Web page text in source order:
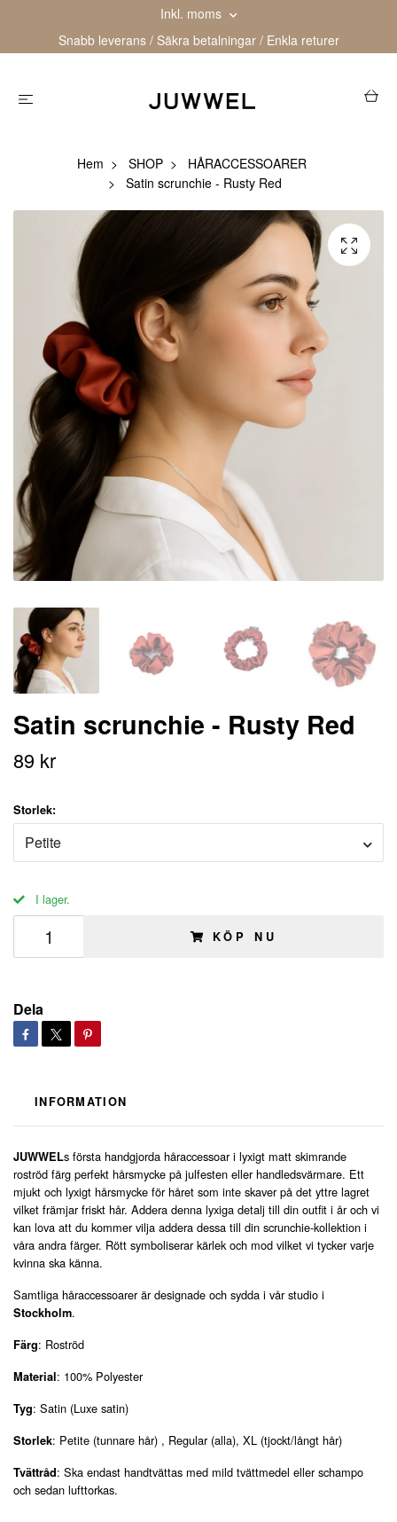
Inkl. moms
Snabb leverans / Säkra betalningar / Enkla returer
Hem SHOP
HÅRACCESSOARER
Satin scrunchie - Rusty Red
Satin scrunchie - Rusty Red
89 kr
Storlek:
Petite
I lager.
KÖP NU
Dela
INFORMATION
JUWWELs första handgjorda håraccessoar i lyxigt matt skimrande
roströd färg perfekt hårsmycke på julfesten eller handledsvärmare. Ett
mjukt och lyxigt hårsmycke för håret som inte skaver på det yttre lagret
vilket främjar friskt hår. Addera denna lyxiga detalj till din outfit i år och vi
kan lova att du kommer vilja addera dessa till din scrunchie-kollektion i
våra andra färger. Rött symboliserar kärlek och mod vilket vi tycker varje
kvinna ska känna.
Samtliga håraccessoarer är designade och sydda i vår studio i
Stockholm.
Färg: Roströd
Material: 100% Polyester
Tyg: Satin (Luxe satin)
Storlek: Petite (tunnare hår) , Regular (alla), XL (tjockt/långt hår)
Tvättråd: Ska endast handtvättas med mild tvättmedel eller schampo
och sedan lufttorkas.